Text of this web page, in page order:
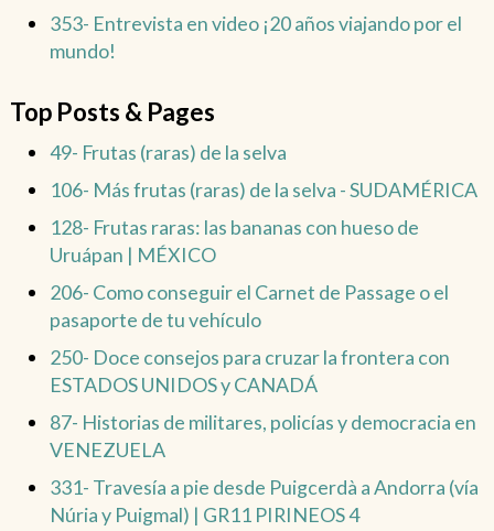
353- Entrevista en video ¡20 años viajando por el
mundo!
Top Posts & Pages
49- Frutas (raras) de la selva
106- Más frutas (raras) de la selva - SUDAMÉRICA
128- Frutas raras: las bananas con hueso de
Uruápan | MÉXICO
206- Como conseguir el Carnet de Passage o el
pasaporte de tu vehículo
250- Doce consejos para cruzar la frontera con
ESTADOS UNIDOS y CANADÁ
87- Historias de militares, policías y democracia en
VENEZUELA
331- Travesía a pie desde Puigcerdà a Andorra (vía
Núria y Puigmal) | GR11 PIRINEOS 4